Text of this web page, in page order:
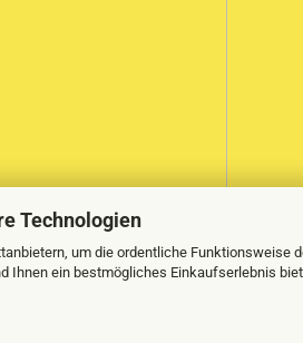
Technologien
um die ordentliche Funktionsweise
Ihnen ein bestmögliches Einkaufserlebnis